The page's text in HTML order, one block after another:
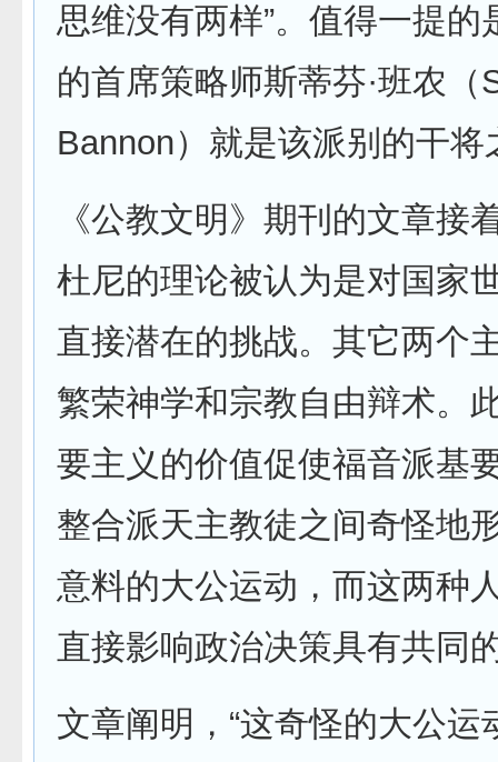
思维没有两样”。值得一提的
的首席策略师斯蒂芬·班农（
Bannon）就是该派别的干将
《公教文明》期刊的文章接
杜尼的理论被认为是对国家
直接潜在的挑战。其它两个
繁荣神学和宗教自由辩术。
要主义的价值促使福音派基
整合派天主教徒之间奇怪地
意料的大公运动，而这两种
直接影响政治决策具有共同
文章阐明，“这奇怪的大公运